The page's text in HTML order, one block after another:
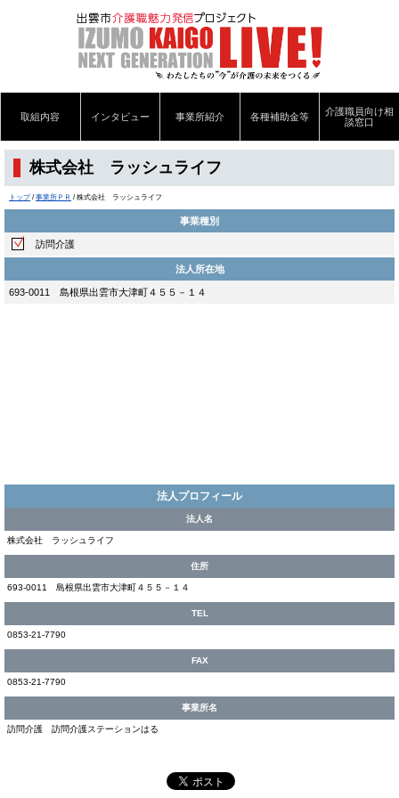
取組内容 インタビュー 事業所紹介 各種補助金等
介護職員向け相
談窓口
株式会社 ラッシュライフ
現
在
位
トップ / 事業所ＰＲ / 株式会社 ラッシュライフ
事業種別
訪問介護
法人所在地
693-0011 島根県出雲市大津町４５５－１４
法人プロフィール
法人名
株式会社 ラッシュライフ
住所
693-0011 島根県出雲市大津町４５５－１４
TEL
0853-21-7790
FAX
0853-21-7790
事業所名
訪問介護 訪問介護ステーションはる